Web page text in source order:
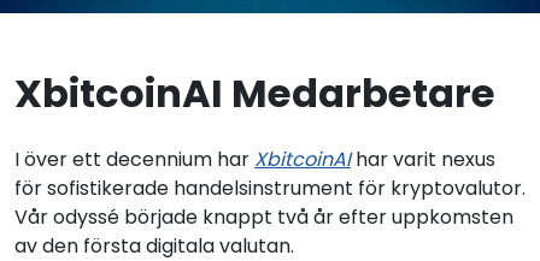
XbitcoinAI Medarbetare
I över ett decennium har XbitcoinAIhar varit nexus
för sofistikerade handelsinstrument för kryptovalutor.
Vår odyssé började knappt två år efter uppkomsten
av den första digitala valutan.